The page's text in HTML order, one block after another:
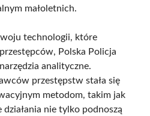
małoletnich.
technologii, które
Polska Policja
analityczne.
przestępstw stała się
metodom, takim jak
nie tylko podnoszą